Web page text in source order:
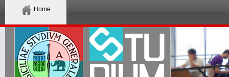
Home